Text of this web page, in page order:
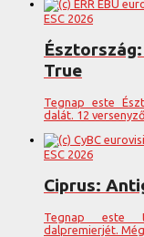
ESC 2026
True
Tegnap este
dalát. 12
ESC 2026
Ciprus:
Tegnap este
dalpremierjét.